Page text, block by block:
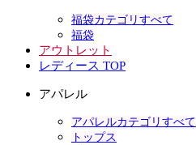
福袋カテゴリすべて
福袋
アウトレット
レディース TOP
アパレル
アパレルカテゴリすべて
トップス